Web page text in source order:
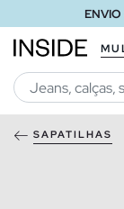
ENVIO
SAPATILHAS